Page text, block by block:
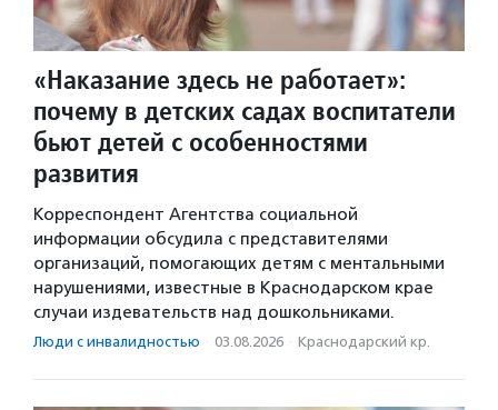
«Наказание здесь не работает»:
почему в детских садах воспитатели
бьют детей с особенностями
развития
Корреспондент Агентства социальной
информации обсудила с представителями
организаций, помогающих детям с ментальными
нарушениями, известные в Краснодарском крае
случаи издевательств над дошкольниками.
Люди с инвалидностью · 03.08.2026 · Краснодарский кр.